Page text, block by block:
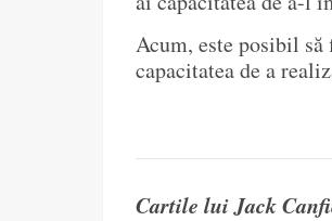
Acum, este posibil să
capacitatea de a
Cartile lui Jack